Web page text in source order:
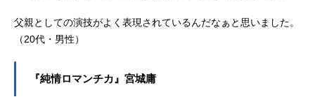
父親としての演技がよく表現されているんだなぁと思いました。
（20代・男性）
『純情ロマンチカ』宮城庸